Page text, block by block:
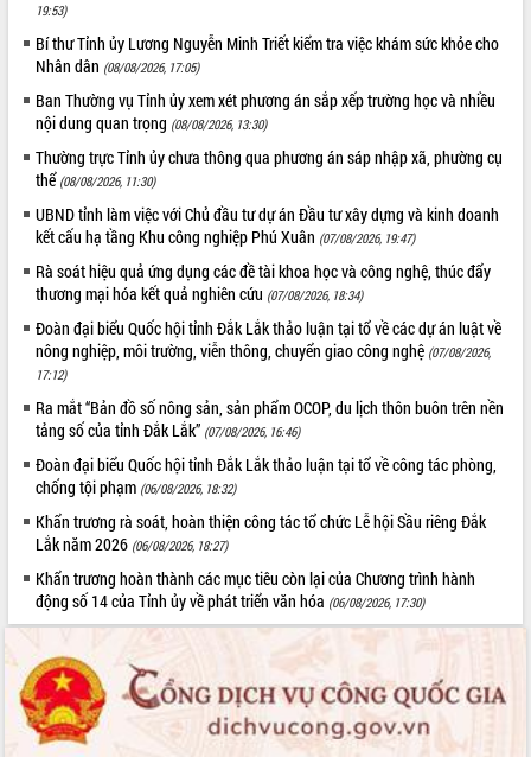
Kết nối tour, đẩy mạnh chuyển đổi số
để phát triển du lịch Đắk Lắk
Khởi động Dự án Đầu tư xây dựng hạ
tầng kỹ thuật Cụm công nghiệp Tân
Tiến
Gặp mặt các cơ quan báo chí nhân Kỷ
niệm 101 năm Ngày Báo chí Cách
mạng Việt Nam
Đắk Lắk sơ kết 4 năm triển khai thực
hiện Đề án 06 của Chính phủ
Họp báo thông tin về Hội nghị Công bố
Quy hoạch và Xúc tiến đầu tư tỉnh Đắk
Lắk
Khơi thông điểm nghẽn, đẩy nhanh
giải ngân vốn khắc phục thiên tai
HĐND tỉnh thông qua điều chỉnh Quy
hoạch tỉnh thời kỳ 2021-2030
Hội thảo góp ý hồ sơ điều chỉnh quy
hoạch tỉnh Đắk Lắk thời kỳ 2021-2030,
tầm nhìn đến năm 2050
Nâng cao hiệu quả hoạt động của các
doanh nghiệp nhà nước
Hội nghị triển khai kết nối mạng
truyền số liệu chuyên dùng phục vụ cơ
Lễ phát động chuỗi hoạt động chung
tay làm sạch môi trường
Xã Ea Kar bước chuyển mình trong
công tác cải cách hành chính mô hình
19:53)
Bí thư Tỉnh ủy Lương Nguyễn Minh Triết kiểm tra việc khám sức khỏe cho
Nhân dân (08/08/2026, 17:05)
Ban Thường vụ Tỉnh ủy xem xét phương án sắp xếp trường học và nhiều
nội dung quan trọng (08/08/2026, 13:30)
Thường trực Tỉnh ủy chưa thông qua phương án sáp nhập xã, phường cụ
thể (08/08/2026, 11:30)
UBND tỉnh làm việc với Chủ đầu tư dự án Đầu tư xây dựng và kinh doanh
kết cấu hạ tầng Khu công nghiệp Phú Xuân (07/08/2026, 19:47)
Rà soát hiệu quả ứng dụng các đề tài khoa học và công nghệ, thúc đẩy
thương mại hóa kết quả nghiên cứu (07/08/2026, 18:34)
Đoàn đại biểu Quốc hội tỉnh Đắk Lắk thảo luận tại tổ về các dự án luật về
nông nghiệp, môi trường, viễn thông, chuyển giao công nghệ (07/08/2026,
17:12)
Ra mắt “Bản đồ số nông sản, sản phẩm OCOP, du lịch thôn buôn trên nền
tảng số của tỉnh Đắk Lắk” (07/08/2026, 16:46)
Đoàn đại biểu Quốc hội tỉnh Đắk Lắk thảo luận tại tổ về công tác phòng,
chống tội phạm (06/08/2026, 18:32)
Khẩn trương rà soát, hoàn thiện công tác tổ chức Lễ hội Sầu riêng Đắk
Lắk năm 2026 (06/08/2026, 18:27)
Khẩn trương hoàn thành các mục tiêu còn lại của Chương trình hành
động số 14 của Tỉnh ủy về phát triển văn hóa (06/08/2026, 17:30)